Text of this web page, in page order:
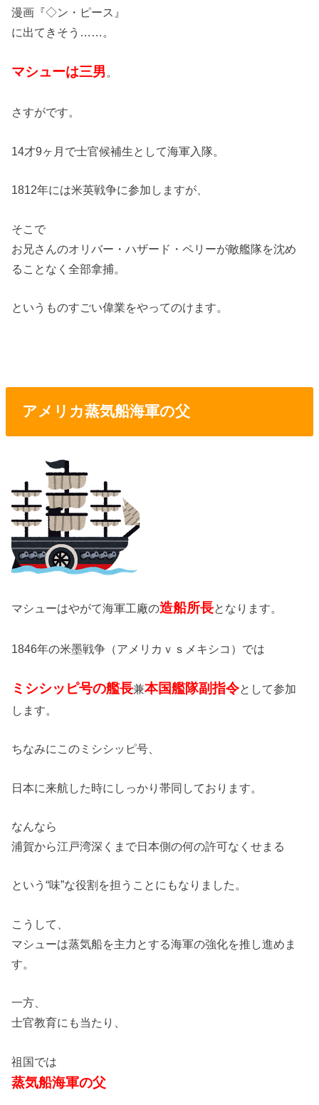
漫画『◇ン・ピース』
に出てきそう……。
マシューは三男 。
さすがです。
14才9ヶ月で士官候補生として海軍入隊。
1812年には米英戦争に参加しますが、
そこで
お兄さんのオリバー・ハザード・ペリーが敵艦隊を沈め
ることなく全部拿捕。
というものすごい偉業をやってのけます。
アメリカ蒸気船海軍の父
マシューはやがて海軍工廠の造船所長となります。
1846年の米墨戦争（アメリカｖｓメキシコ）では
ミシシッピ号の艦長兼本国艦隊副指令として参加
します。
ちなみにこのミシシッピ号、
日本に来航した時にしっかり帯同しております。
なんなら
浦賀から江戸湾深くまで日本側の何の許可なくせまる
という“味”な役割を担うことにもなりました。
こうして、
マシューは蒸気船を主力とする海軍の強化を推し進めま
す。
一方、
士官教育にも当たり、
祖国では
蒸気船海軍の父